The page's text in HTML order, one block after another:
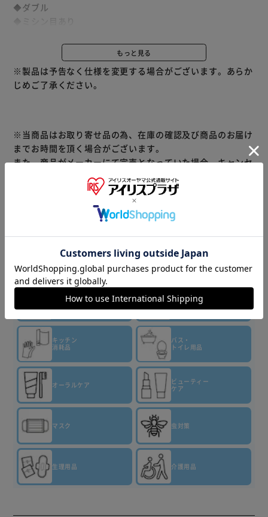
◆ダブル
※リニューアルに伴い、パッケージ・内容等予告なく変更す
る場合がございます。予めご了承ください。
もっと見る
※製品は予告なく仕様を変更する場合がございます。あらか
じめご了承ください。
※当商品はお取り寄せ品の為、在庫の確認及び商品のお届け
までお時間を頂く場合がございます。
また、商品がメーカーにて完売となっていた場合、キャンセ
ル又は注文内容の変更をお願いいたしております。
予めご了承くださいますようお願いいたします。
商品はアイリスプラザがセレクトしたオススメ商品です。
商品情報
▼その他 商品はこちら▼
ティッシュ・
トイレット
ペーパー
洗剤・柔軟剤
キッチン
消耗品
バス・
トイレ用品
オーラルケア
ビューティー
ケア
マスク 虫対策
生理用品 介護用品